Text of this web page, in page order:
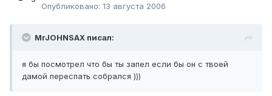
Опубликовано: 13 августа 2006
MrJOHNSAX писал:
я бы посмотрел что бы ты запел если бы он с твоей
дамой переспать собрался )))